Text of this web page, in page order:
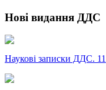
Нові видання ДДС
Наукові записки ДДС. 11